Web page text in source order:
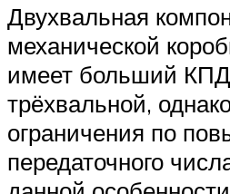
Двухвальная
механической
имеет больший
трёхвальной,
ограничения по
передаточного